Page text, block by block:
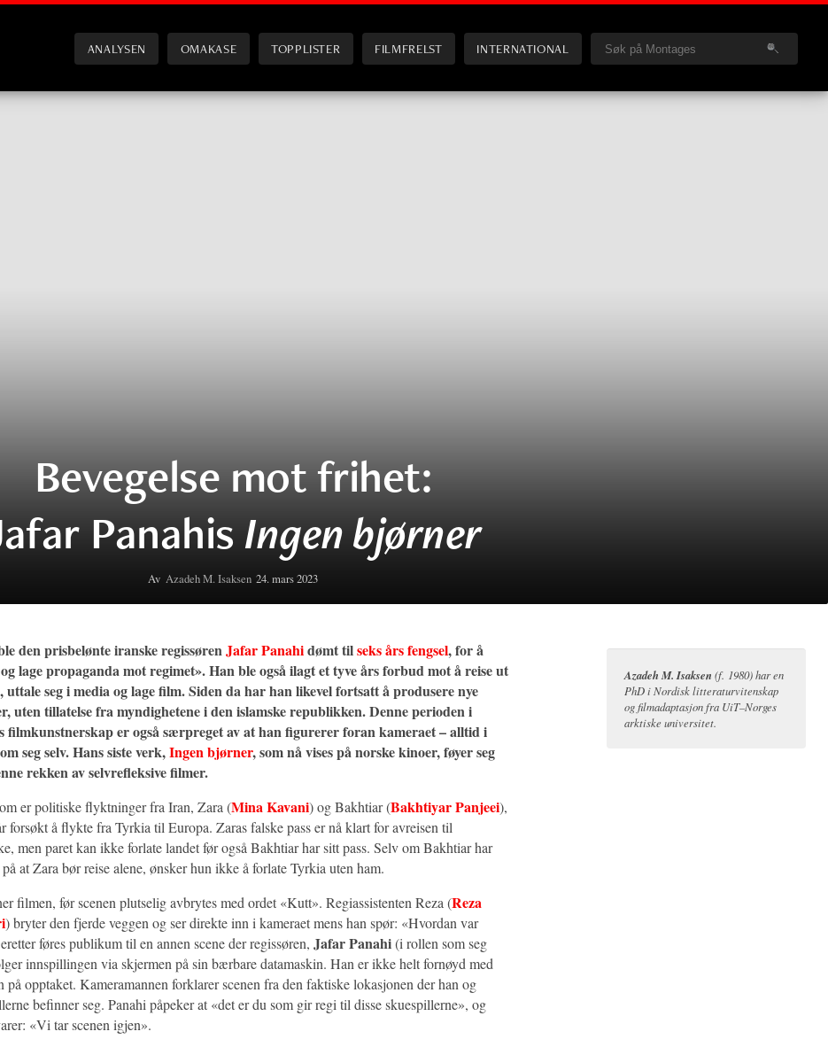
ANALYSEN OMAKASE TOPPLISTER FILMFRELST INTERNATIONAL
Bevegelse mot frihet:
PanahisIngen bjørner
Av Azadeh M. Isaksen 24. mars 2023
den prisbelønte iranske regissørenJafar Panahidømt tilseks års fengsel, for å
lage propaganda mot regimet». Han ble også ilagt et tyve års forbud mot å reise ut
uttale seg i media og lage film. Siden da har han likevel fortsatt å produsere nye
uten tillatelse fra myndighetene i den islamske republikken. Denne perioden i
filmkunstnerskap er også særpreget av at han figurerer foran kameraet – alltid i
seg selv. Hans siste verk,Ingen bjørner, som nå vises på norske kinoer, føyer seg
rekken av selvrefleksive filmer.
er politiske flyktninger fra Iran, Zara (Mina Kavani) og Bakhtiar (Bakhtiyar Panjeei),
forsøkt å flykte fra Tyrkia til Europa. Zaras falske pass er nå klart for avreisen til
men paret kan ikke forlate landet før også Bakhtiar har sitt pass. Selv om Bakhtiar har
at Zara bør reise alene, ønsker hun ikke å forlate Tyrkia uten ham.
filmen, før scenen plutselig avbrytes med ordet «Kutt». Regiassistenten Reza (Reza
) bryter den fjerde veggen og ser direkte inn i kameraet mens han spør: «Hvordan var
føres publikum til en annen scene der regissøren, Jafar Panahi(i rollen som seg
innspillingen via skjermen på sin bærbare datamaskin. Han er ikke helt fornøyd med
på opptaket. Kameramannen forklarer scenen fra den faktiske lokasjonen der han og
befinner seg. Panahi påpeker at «det er du som gir regi til disse skuespillerne», og
«Vi tar scenen igjen».
Azadeh M. Isaksen (f. 1980) har en
PhD i Nordisk litteraturvitenskap
og filmadaptasjon fra UiT–Norges
arktiske universitet.